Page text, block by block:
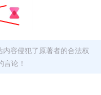
容侵犯了原著者的合法权
论！